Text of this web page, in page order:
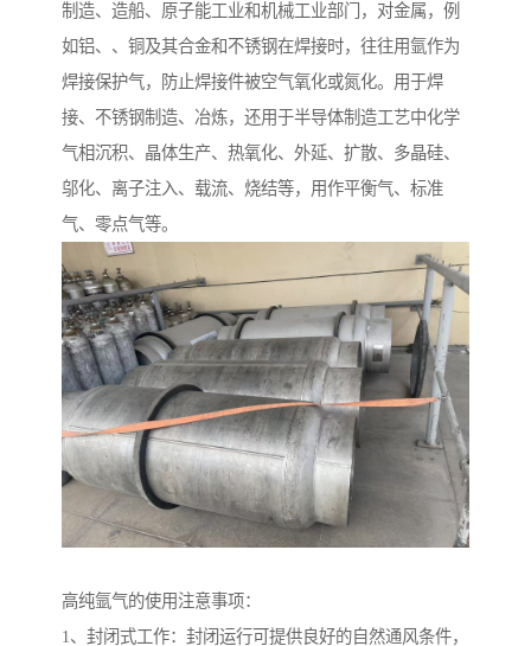
制造、造船、原子能工业和机械工业部门，对金属，例
如铝、、铜及其合金和不锈钢在焊接时，往往用氩作为
焊接保护气，防止焊接件被空气氧化或氮化。用于焊
接、不锈钢制造、冶炼，还用于半导体制造工艺中化学
气相沉积、晶体生产、热氧化、外延、扩散、多晶硅、
邬化、离子注入、载流、烧结等，用作平衡气、标准
气、零点气等。
高纯氩气的使用注意事项：
1、封闭式工作：封闭运行可提供良好的自然通风条件，